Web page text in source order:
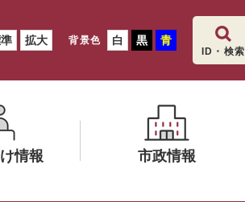
拡大 背景色 白 黒 青
ID・検索
情報 市政情報